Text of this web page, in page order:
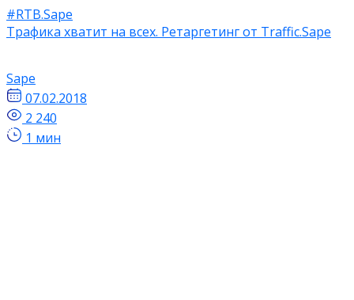
#RTB.Sape
Трафика хватит на всех. Ретаргетинг от Traffic.Sape
Sape
07.02.2018
2 240
1 мин